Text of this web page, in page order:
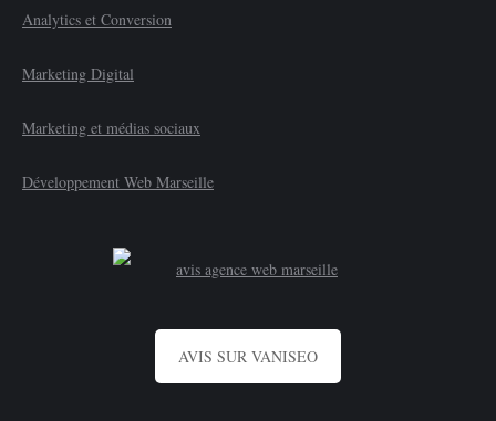
Analytics et Conversion
Marketing Digital
Marketing et médias sociaux
Développement Web Marseille
AVIS SUR VANISEO